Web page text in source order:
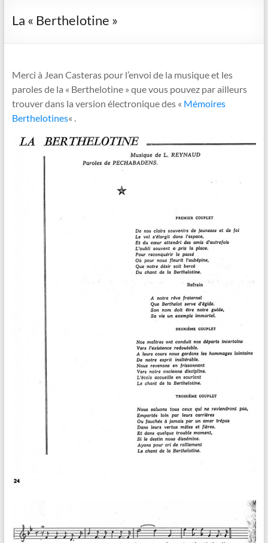
La « Berthelotine »
Merci à Jean Casteras pour l’envoi de la musique et les
paroles de la « Berthelotine » que vous pouvez par ailleurs
trouver dans la version électronique des « Mémoires
Berthelotines« .